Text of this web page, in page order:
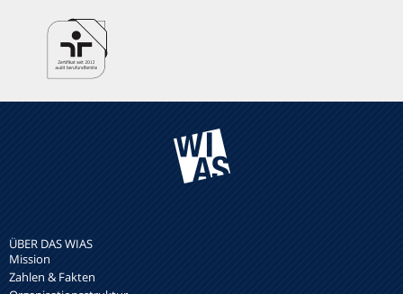
ÜBER DAS WIAS
Mission
Zahlen & Fakten